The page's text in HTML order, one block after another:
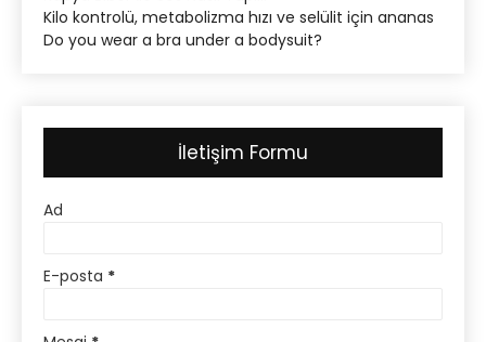
Kilo kontrolü, metabolizma hızı ve selülit için ananas
Do you wear a bra under a bodysuit?
İletişim Formu
Ad
E-posta *